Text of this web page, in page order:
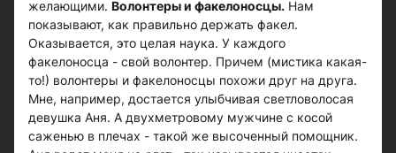
желающими. Волонтеры и факелоносцы. Нам
показывают, как правильно держать факел.
Оказывается, это целая наука. У каждого
факелоносца - свой волонтер. Причем (мистика какая-
то!) волонтеры и факелоносцы похожи друг на друга.
Мне, например, достается улыбчивая светловолосая
девушка Аня. А двухметровому мужчине с косой
саженью в плечах - такой же высоченный помощник.